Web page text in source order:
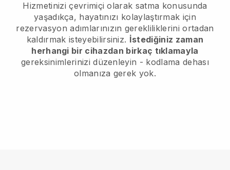
Hizmetinizi çevrimiçi olarak satma konusunda
yaşadıkça, hayatınızı kolaylaştırmak için
rezervasyon adımlarınızın gerekliliklerini ortadan
kaldırmak isteyebilirsiniz. İstediğiniz zaman
herhangi bir cihazdan birkaç tıklamayla
gereksinimlerinizi düzenleyin - kodlama dehası
olmanıza gerek yok.